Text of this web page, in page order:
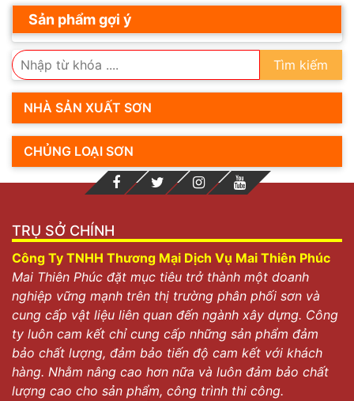
Sản phẩm gợi ý
Tìm kiếm
NHÀ SẢN XUẤT SƠN
CHỦNG LOẠI SƠN
TRỤ SỞ CHÍNH
Công Ty TNHH Thương Mại Dịch Vụ Mai Thiên Phúc
Mai Thiên Phúc đặt mục tiêu trở thành một doanh
nghiệp vững mạnh trên thị trường phân phối sơn và
cung cấp vật liệu liên quan đến ngành xây dựng. Công
ty luôn cam kết chỉ cung cấp những sản phẩm đảm
bảo chất lượng, đảm bảo tiến độ cam kết với khách
hàng. Nhằm nâng cao hơn nữa và luôn đảm bảo chất
lượng cao cho sản phẩm, công trình thi công.